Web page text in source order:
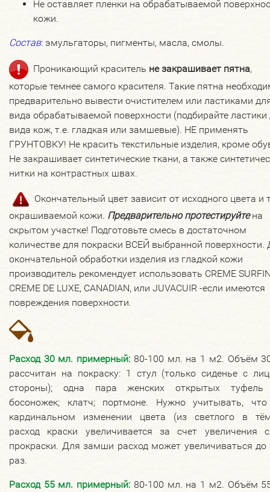
Не оставляет пленки на обрабатываемой
кожи.
Состав: эмульгаторы, пигменты, масла, смолы.
Проникающий краситель не закрашивает пятна,
которые темнее самого красителя. Такие пятна
предварительно вывести очистителем или ластиками
вида обрабатываемой поверхности (подбирайте ластики
вида кож, т.е. гладкая или замшевые). НЕ применять
ГРУНТОВКУ! Не красить текстильные изделия, кроме
Не закрашивает синтетические ткани, а также
нитки на контрастных швах.
Окончательный цвет зависит от исходного цвета и
окрашиваемой кожи. Предварительно протестируйтена
скрытом участке! Подготовьте смесь в достаточном
количестве для покраски ВСЕЙ выбранной поверхности.
окончательной обработки изделия из гладкой кожи
производитель рекомендует использовать CREME
CREME DE LUXE, CANADIAN, или JUVACUIR -если имеются
повреждения поверхности.
Расход 30 мл. примерный: 80-100 мл. на 1 м2. Объём
рассчитан на покраску: 1 стул (только сиденье с
стороны); одна пара женских открытых туфель
босоножек; клатч; портмоне. Нужно учитывать,
кардинальном изменении цвета (из светлого в
расход краски увеличивается за счет увеличения
прокраски. Для замши расход может увеличиваться до
раз.
Расход 55 мл. примерный: 80-100 мл. на 1 м2. Объём